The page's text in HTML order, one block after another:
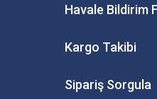
Havale Bildirim
Kargo Takibi
Sipariş Sorgula